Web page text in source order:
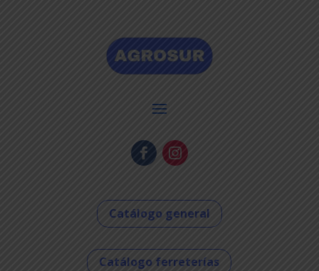
Catálogo general
Catálogo ferreterías